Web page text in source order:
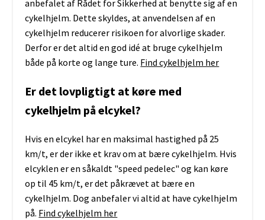
anbefalet af Rådet for Sikkerhed at benytte sig af en
cykelhjelm. Dette skyldes, at anvendelsen af en
cykelhjelm reducerer risikoen for alvorlige skader.
Derfor er det altid en god idé at bruge cykelhjelm
både på korte og lange ture. Find cykelhjelm her
Er det lovpligtigt at køre med
cykelhjelm på elcykel?
Hvis en elcykel har en maksimal hastighed på 25
km/t, er der ikke et krav om at bære cykelhjelm. Hvis
elcyklen er en såkaldt "speed pedelec" og kan køre
op til 45 km/t, er det påkrævet at bære en
cykelhjelm. Dog anbefaler vi altid at have cykelhjelm
på. Find cykelhjelm her